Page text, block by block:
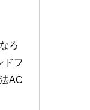
ろ
ドフ
AC